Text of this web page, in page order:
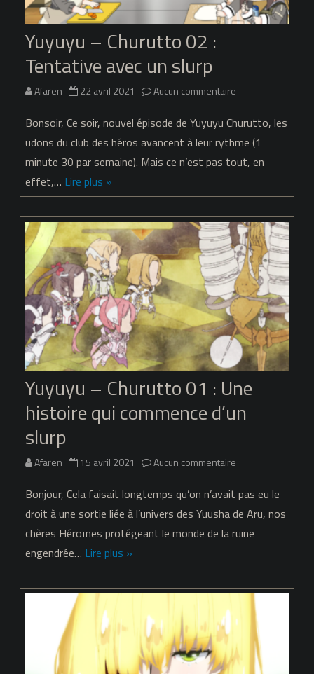
main
Yuyuyu – Churutto 02 :
Tentative avec un slurp
Afaren 22 avril 2021 Aucun commentaire
–
Churutto
:
Tentative
avec
un
slurp
Bonsoir, Ce soir, nouvel épisode de Yuyuyu Churutto, les
udons du club des héros avancent à leur rythme (1
minute 30 par semaine). Mais ce n’est pas tout, en
effet,… Lire plus »
Yuyuyu – Churutto 01 : Une
histoire qui commence d’un
slurp
Afaren 15 avril 2021 Aucun commentaire
–
Churutto
histoire
qui
Bonjour, Cela faisait longtemps qu’on n’avait pas eu le
droit à une sortie liée à l’univers des Yuusha de Aru, nos
chères Héroïnes protégeant le monde de la ruine
engendrée… Lire plus »